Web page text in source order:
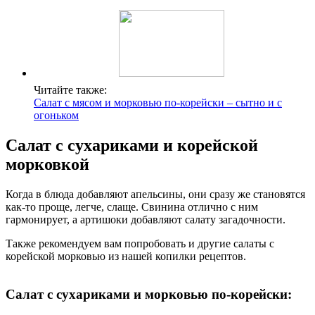
Читайте также:
Салат с мясом и морковью по-корейски – сытно и с
огоньком
Салат с сухариками и корейской
морковкой
Когда в блюда добавляют апельсины, они сразу же становятся
как-то проще, легче, слаще. Свинина отлично с ним
гармонирует, а артишоки добавляют салату загадочности.
Также рекомендуем вам попробовать и другие салаты с
корейской морковью из нашей копилки рецептов.
Салат с сухариками и морковью по-корейски: